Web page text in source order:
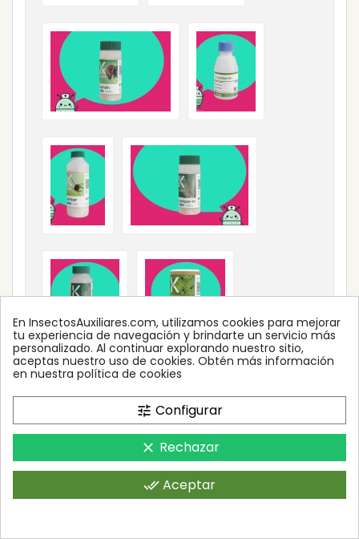
En InsectosAuxiliares.com, utilizamos cookies para mejorar
tu experiencia de navegación y brindarte un servicio más
personalizado. Al continuar explorando nuestro sitio,
aceptas nuestro uso de cookies. Obtén más información
en nuestra política de cookies
tune Configurar
clear Rechazar
done_all Aceptar